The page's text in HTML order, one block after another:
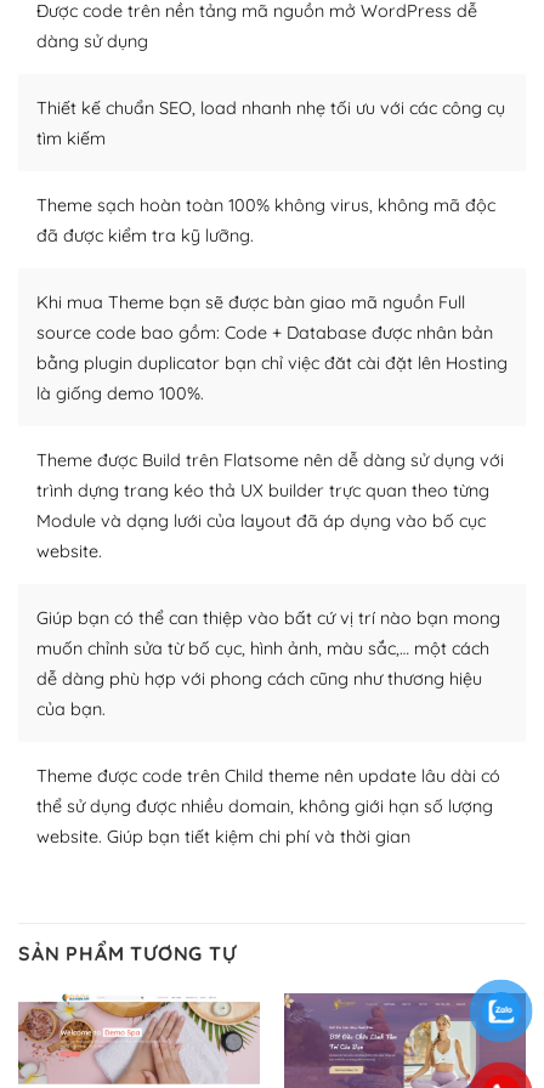
tìm kiếm chúng trên Internet hoặc nhờ chuyên gia.
Dễ dàng tùy chỉnh trên WordPress
– Sở hữu một cộng đồng lớn, sẵn sàng hỗ trợ
người cuồng tín WordPress.
kiếm những cộng đồng WordPress, họ sẽ giúp bạn trả
lời, giải đáp vấn đề của bạn.
Cộng đồng sử dụng WordPress sẵn sàng hỗ trợ bạn
Plugin mở rộng là thành phần cài đặt thêm vào
WordPress để tăng thêm các tính năng cần thiết. Có
nhiều plugin trả phí hoặc miễn phí.
plugin của WordPress rất phong phú. Bạn có thể thỏa
thích chọn lựa plugin và themes phù hợp cho mục đích
lập website của mình.
WordPress đa dạng plugin và themes
– Dễ sử dụng
Với mọi Hosting bất kỳ thì WordPress đều có thể dễ
dàng thiết lập vì thực tế nó đã cung cấp khoảng 60%
trang web WordPress của bạn.
Dễ dàng lựa chọn Hosting cho website WordPress
– Bảo mật cực tốt
Được code trên nền tảng mã nguồn mở WordPress dễ
dàng sử dụng
Thiết kế chuẩn SEO, load nhanh nhẹ tối ưu với các công cụ
tìm kiếm
Theme sạch hoàn toàn 100% không virus, không mã độc
đã được kiểm tra kỹ lưỡng.
Khi mua Theme bạn sẽ được bàn giao mã nguồn Full
source code bao gồm: Code + Database được nhân bản
bằng plugin duplicator bạn chỉ việc đăt cài đặt lên Hosting
là giống demo 100%.
Theme được Build trên Flatsome nên dễ dàng sử dụng với
trình dựng trang kéo thả UX builder trực quan theo từng
Module và dạng lưới của layout đã áp dụng vào bố cục
website.
Giúp bạn có thể can thiệp vào bất cứ vị trí nào bạn mong
muốn chỉnh sửa từ bố cục, hình ảnh, màu sắc,… một cách
dễ dàng phù hợp với phong cách cũng như thương hiệu
của bạn.
Theme được code trên Child theme nên update lâu dài có
thể sử dụng được nhiều domain, không giới hạn số lượng
website. Giúp bạn tiết kiệm chi phí và thời gian
SẢN PHẨM TƯƠNG TỰ